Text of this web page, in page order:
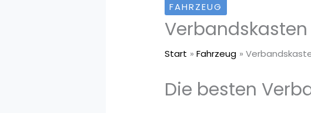
FAHRZEUG
Start Fahrzeug
Die besten